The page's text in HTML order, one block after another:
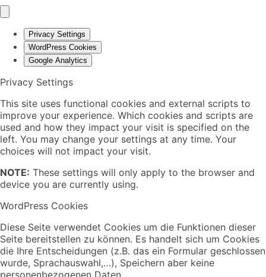
Privacy Settings
WordPress Cookies
Google Analytics
Privacy Settings
This site uses functional cookies and external scripts to
improve your experience. Which cookies and scripts are
used and how they impact your visit is specified on the
left. You may change your settings at any time. Your
choices will not impact your visit.
NOTE: These settings will only apply to the browser and
device you are currently using.
WordPress Cookies
Diese Seite verwendet Cookies um die Funktionen dieser
Seite bereitstellen zu können. Es handelt sich um Cookies
die Ihre Entscheidungen (z.B. das ein Formular geschlossen
wurde, Sprachauswahl,…), Speichern aber keine